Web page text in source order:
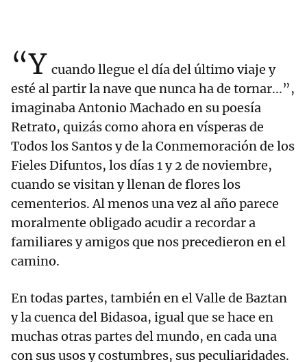
“Y cuando llegue el día del último viaje y
esté al partir la nave que nunca ha de tornar...”,
imaginaba Antonio Machado en su poesía
Retrato, quizás como ahora en vísperas de
Todos los Santos y de la Conmemoración de los
Fieles Difuntos, los días 1 y 2 de noviembre,
cuando se visitan y llenan de flores los
cementerios. Al menos una vez al año parece
moralmente obligado acudir a recordar a
familiares y amigos que nos precedieron en el
camino.
En todas partes, también en el Valle de Baztan
y la cuenca del Bidasoa, igual que se hace en
muchas otras partes del mundo, en cada una
con sus usos y costumbres, sus peculiaridades.